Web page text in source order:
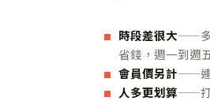
時段差很大——多
省錢，週一到週
會員價另計——連
人多更划算——打